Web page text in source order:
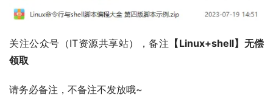
关注公众号（IT资源共享站），备注 【Linux+shell】无偿
领取
请务必备注，不备注不发放哦~